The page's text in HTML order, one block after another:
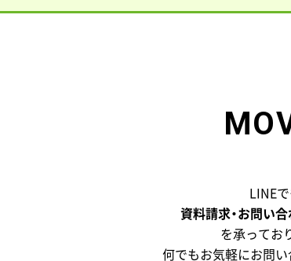
LINE
資料請求・お問い
を承ってお
何でもお気軽にお問